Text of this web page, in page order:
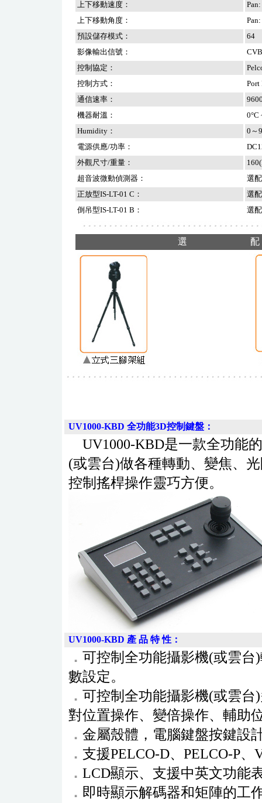
上下移動速度：
上下移動角度：
預設儲存模式：
64
影像輸出信號：
控制協定：
控制方式：
Port
通信速率：
機器耐溫：
0°C
Humidity：
0～
電源供應/功率：
外觀尺寸/重量：
超音波微動偵測器：
選
正放型IS-LT-01 C：
選
倒吊型IS-LT-01 B：
選
選 配
UV1000-KBD 全功能3D控制鍵盤：
UV1000-KBD是一款全功能
(或雲台)做各種轉動、變焦、
控制搖桿操作靈巧方便。
UV1000-KBD 產 品 特 性：
． 可控制全功能攝影機(或雲
數設定。
． 可控制全功能攝影機(或雲
對位置操作、變倍操作、輔助
． 金屬殼體，電腦鍵盤按鍵設
． 支援PELCO-D、PELCO-P
． LCD顯示、支援中英文功能
． 即時顯示解碼器和矩陣的工